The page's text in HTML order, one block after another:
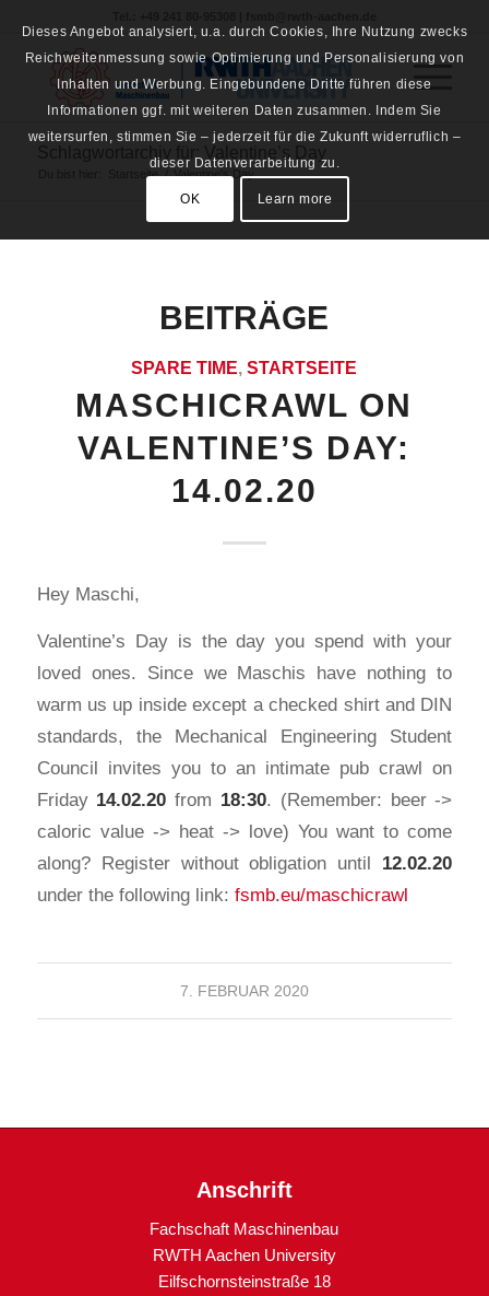
Startseite / Valentine's Day
BEITRÄGE
SPARE TIME,STARTSEITE
MASCHICRAWL ON
VALENTINE’S DAY:
14.02.20
Hey Maschi,
Valentine’s Day is the day you spend with your
loved ones. Since we Maschis have nothing to
warm us up inside except a checked shirt and DIN
standards, the Mechanical Engineering Student
Council invites you to an intimate pub crawl on
Friday 14.02.20 from 18:30. (Remember: beer ->
caloric value -> heat -> love) You want to come
along? Register without obligation until 12.02.20
under the following link: fsmb.eu/maschicrawl
7. FEBRUAR 2020
Anschrift
Fachschaft Maschinenbau
RWTH Aachen University
Eilfschornsteinstraße 18
Dieses Angebot analysiert, u.a. durch Cookies, Ihre Nutzung zwecks
Reichweitenmessung sowie Optimierung und Personalisierung von
Inhalten und Werbung. Eingebundene Dritte führen diese
Informationen ggf. mit weiteren Daten zusammen. Indem Sie
weitersurfen, stimmen Sie – jederzeit für die Zukunft widerruflich –
dieser Datenverarbeitung zu.
OK Learn more